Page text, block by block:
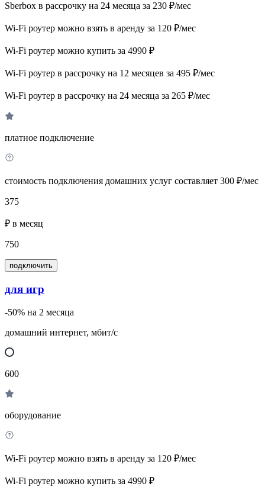
Sberbox в рассрочку на 24 месяца за 230 ₽/мес
Wi-Fi роутер можно взять в аренду за 120 ₽/мес
Wi-Fi роутер можно купить за 4990 ₽
Wi-Fi роутер в рассрочку на 12 месяцев за 495 ₽/мес
Wi-Fi роутер в рассрочку на 24 месяца за 265 ₽/мес
платное подключение
стоимость подключения домашних услуг составляет 300 ₽/мес
375
₽ в месяц
750
подключить
для игр
-50% на 2 месяца
домашний интернет, мбит/с
600
оборудование
Wi-Fi роутер можно взять в аренду за 120 ₽/мес
Wi-Fi роутер можно купить за 4990 ₽